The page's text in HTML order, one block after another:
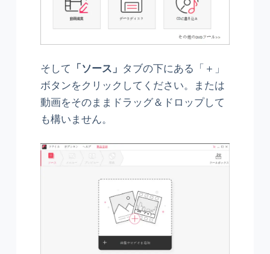
そして 「ソース」 タブの下にある「＋」
ボタンをクリックしてください。または
動画をそのままドラッグ＆ドロップして
も構いません。